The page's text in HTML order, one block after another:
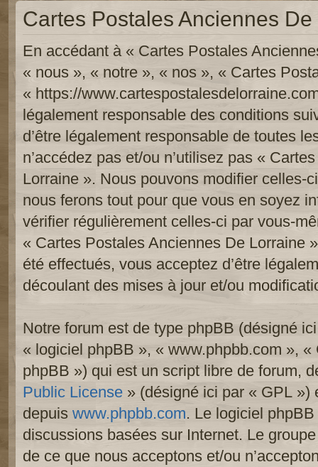
Cartes Postales Anciennes
En accédant à « Cartes Postales
« nous », « notre », « nos », « Cartes
« https://
légalement responsable des conditions
d’être légalement responsable de toutes
n’accédez pas et/ou n’utilisez pas «
Lorraine ». Nous pouvons modifier celles-
nous ferons tout pour que vous en soyez
vérifier régulièrement celles-ci par vous-
« Cartes Postales Anciennes De Lorraine
été effectués, vous acceptez d’être
découlant des mises à jour et/ou
Notre forum est de type phpBB (désigné
« logiciel phpBB », « www.phpbb.com »,
phpBB ») qui est un script libre de forum,
Public License » (désigné ici par « GPL »)
depuis www.phpbb.com. Le logiciel
discussions basées sur Internet. Le
de ce que nous acceptons et/ou